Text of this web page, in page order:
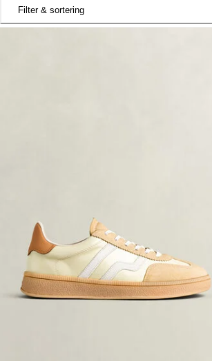
Filter & sortering